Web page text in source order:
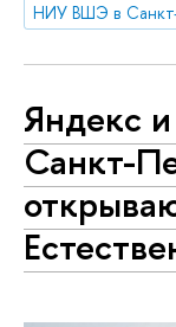
НИУ ВШЭ в
Яндекс
Санкт-